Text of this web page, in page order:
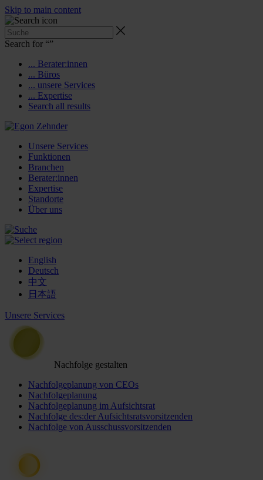
Skip to main content
Search for “”
... Berater:innen
... Büros
... unsere Services
... Expertise
Search all results
Unsere Services
Funktionen
Branchen
Berater:innen
Expertise
Standorte
Über uns
English
Deutsch
中文
日本語
Unsere Services
Nachfolge gestalten
Nachfolgeplanung von CEOs
Nachfolgeplanung
Nachfolgeplanung im Aufsichtsrat
Nachfolge des:der Aufsichtsratsvorsitzenden
Nachfolge von Ausschussvorsitzenden